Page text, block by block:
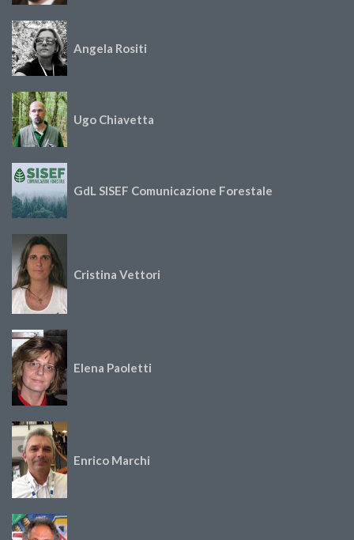
Angela Rositi
Ugo Chiavetta
GdL SISEF Comunicazione Forestale
Cristina Vettori
Elena Paoletti
Enrico Marchi